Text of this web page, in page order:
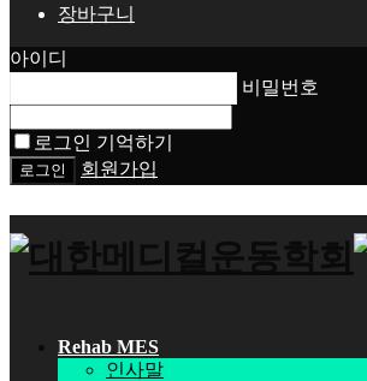
장바구니
아이디
비밀번호
로그인 기억하기
회원가입
Rehab MES
인사말